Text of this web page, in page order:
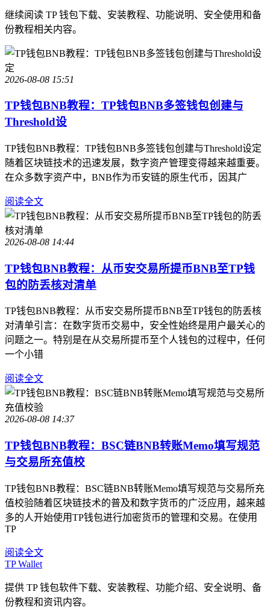
继续阅读 TP 钱包下载、安装教程、功能说明、安全使用和备
份教程相关内容。
2026-08-08 15:51
TP钱包BNB教程：TP钱包BNB多签钱包创建与
Threshold设
TP钱包BNB教程：TP钱包BNB多签钱包创建与Threshold设定
随着区块链技术的迅速发展，数字资产管理变得越来越重要。
在众多数字资产中，BNB作为币安链的原生代币，因其广
阅读全文
2026-08-08 14:44
TP钱包BNB教程：从币安交易所提币BNB至TP钱
包的防丢核对清单
TP钱包BNB教程：从币安交易所提币BNB至TP钱包的防丢核
对清单引言：在数字货币交易中，安全性始终是用户最关心的
问题之一。特别是在从交易所提币至个人钱包的过程中，任何
一个小错
阅读全文
2026-08-08 14:37
TP钱包BNB教程：BSC链BNB转账Memo填写规范
与交易所充值校
TP钱包BNB教程：BSC链BNB转账Memo填写规范与交易所充
值校验随着区块链技术的普及和数字货币的广泛应用，越来越
多的人开始使用TP钱包进行加密货币的管理和交易。在使用
TP
阅读全文
TP Wallet
提供 TP 钱包软件下载、安装教程、功能介绍、安全说明、备
份教程和资讯内容。